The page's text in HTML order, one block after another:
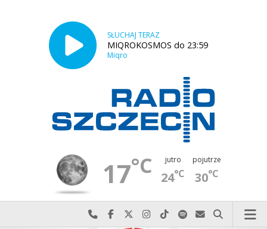
SŁUCHAJ TERAZ
MIQROKOSMOS do 23:59
Miqro
17°C jutro
24°C
pojutrze
30°C
Najlepiej po prostu do nas zadzwoń
Odwiedź nas na Facebook-u
Odwiedź nas na X
Odwiedź nas na Instagram-ie
Odwiedź nas na TikTok-u
Szukaj nas na Spotify
Wyślij do nas
Szukaj